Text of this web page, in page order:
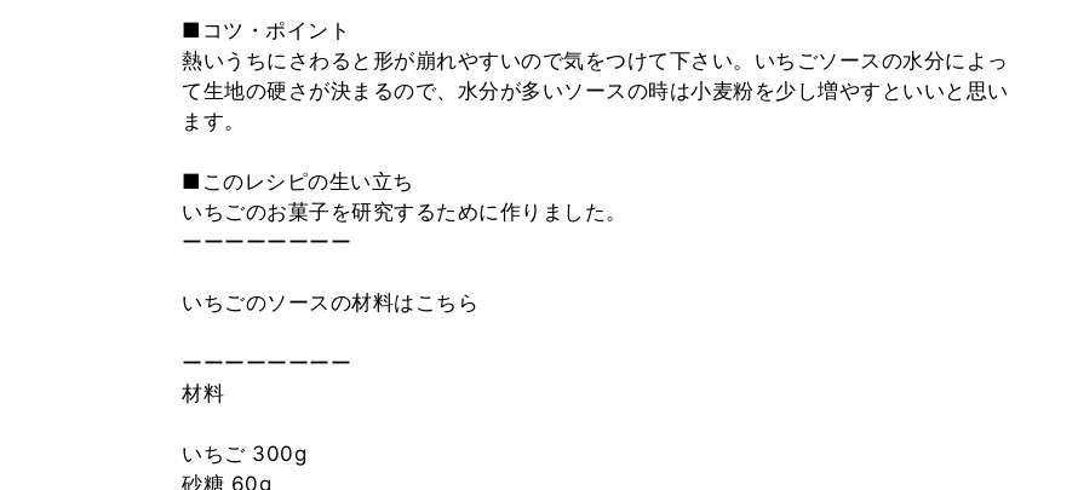
■コツ・ポイント
熱いうちにさわると形が崩れやすいので気をつけて下さい。いちごソースの水分によっ
て生地の硬さが決まるので、水分が多いソースの時は小麦粉を少し増やすといいと思い
ます。
■このレシピの生い立ち
いちごのお菓子を研究するために作りました。
ーーーーーーーー
いちごのソースの材料はこちら
ーーーーーーーー
材料
いちご 300g
砂糖 60g